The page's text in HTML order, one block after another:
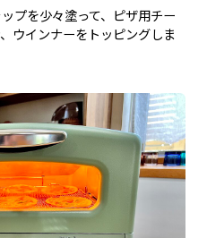
プを少々塗って、ピザ用チー
ウインナーをトッピングしま